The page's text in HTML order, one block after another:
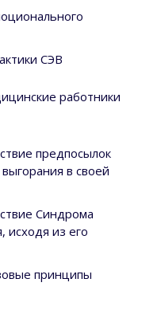
СЭВ
работники
предпосылок
в своей
Синдрома
исходя из его
принципы